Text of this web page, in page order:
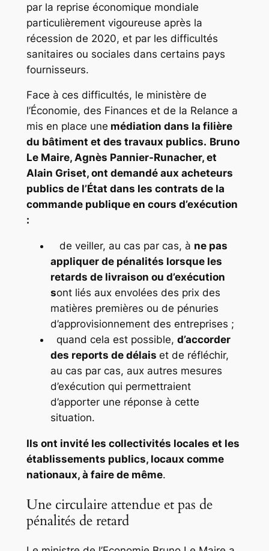
par la reprise économique mondiale
particulièrement vigoureuse après la
récession de 2020, et par les difficultés
sanitaires ou sociales dans certains pays
fournisseurs.
Face à ces difficultés, le ministère de
l’Économie, des Finances et de la Relance a
mis en place une médiation dans la filière
du bâtiment et des travaux publics. Bruno
Le Maire, Agnès Pannier-Runacher, et
Alain Griset, ont demandé aux acheteurs
publics de l’État dans les contrats de la
commande publique en cours d’exécution
:
de veiller, au cas par cas, à ne pas
appliquer de pénalités lorsque les
retards de livraison ou d’exécution
sont liés aux envolées des prix des
matières premières ou de pénuries
d’approvisionnement des entreprises ;
quand cela est possible, d’accorder
des reports de délais et de réfléchir,
au cas par cas, aux autres mesures
d’exécution qui permettraient
d’apporter une réponse à cette
situation.
Ils ont invité les collectivités locales et les
établissements publics, locaux comme
nationaux, à faire de même.
Une circulaire attendue et pas de
pénalités de retard